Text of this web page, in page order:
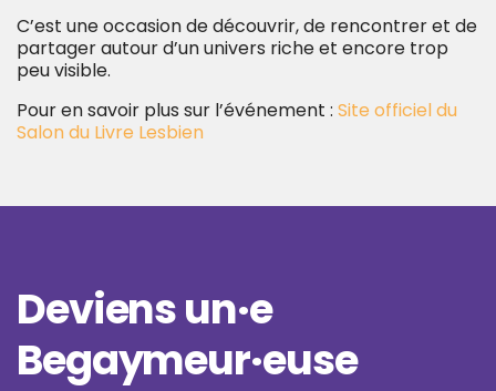
C’est une occasion de découvrir, de rencontrer et de
partager autour d’un univers riche et encore trop
peu visible.
Pour en savoir plus sur l’événement : Site officiel du
Salon du Livre Lesbien
Deviens un·e
Begaymeur·euse